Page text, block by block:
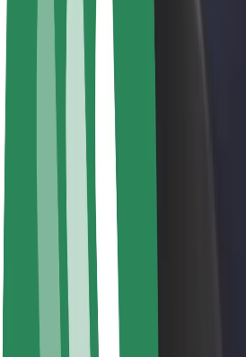
Bolt Plus
Tjäna pengar med Bolt
Förare
Förares intäkter
Kurirer
Kurirers intäkter
Handlare i Bolt Food
Åkerier
Franchise
Karriär